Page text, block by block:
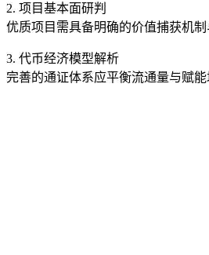
2. 项目基本面研判
优质项目需具备明确的价值捕获机
3. 代币经济模型解析
完善的通证体系应平衡流通量与赋